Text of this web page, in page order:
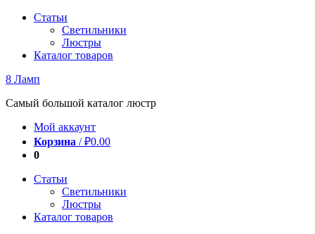
Перейти
содержимому
Статьи
Светильники
Люстры
Каталог товаров
8 Ламп
Самый большой каталог люстр
Мой аккаунт
Корзина /₽0.00
0
Статьи
Светильники
Люстры
Каталог товаров